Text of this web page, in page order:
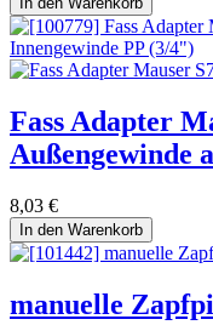
Fass Adapter
Außengewinde
8,03 €
In den Warenkorb
manuelle